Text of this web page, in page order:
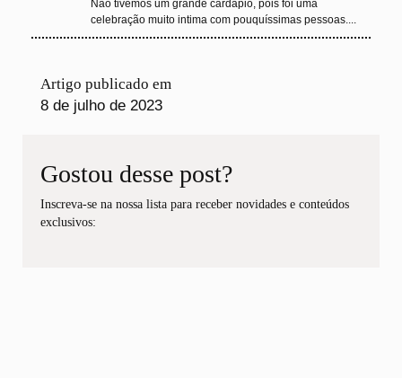
Não tivemos um grande cardápio, pois foi uma
celebração muito intima com pouquíssimas pessoas....
Artigo publicado em
8 de julho de 2023
Gostou desse post?
Inscreva-se na nossa lista para receber novidades e conteúdos
exclusivos: